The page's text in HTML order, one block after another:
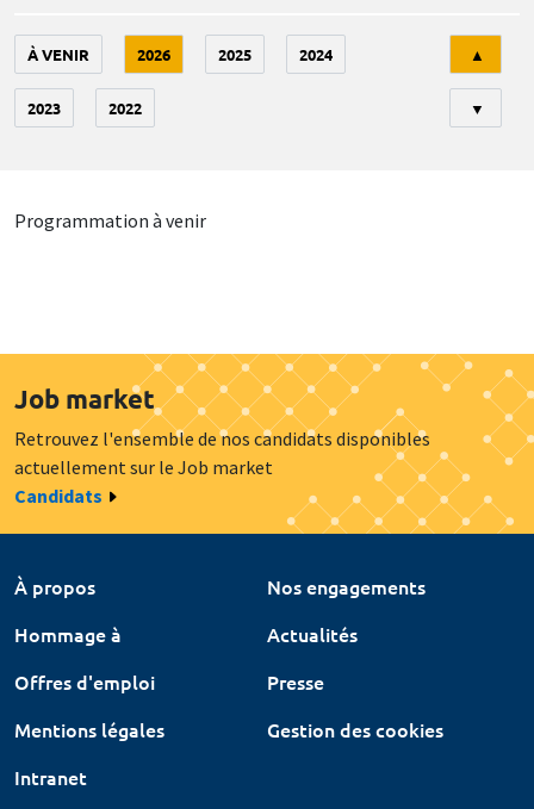
À VENIR 2026 2025 2024
2023 2022
▲
▼
Programmation à venir
Job market
Retrouvez l'ensemble de nos candidats disponibles
actuellement sur le Job market
Candidats
À propos
Nos engagements
Hommage à
Actualités
Offres d'emploi
Presse
Mentions légales
Gestion des cookies
Intranet